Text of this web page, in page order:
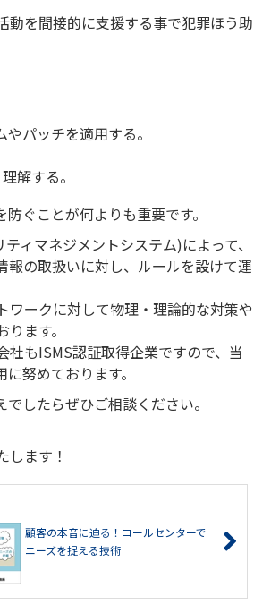
動を間接的に支援する事で犯罪ほう助
パッチを適用する。
解する。
ぐことが何よりも重要です。
ィマネジメントシステム)によって、
の取扱いに対し、ルールを設けて運
ークに対して物理・理論的な対策や
ます。
もISMS認証取得企業ですので、当
努めております。
したらぜひご相談ください。
ます！
顧客の本音に迫る！コールセンターで
ニーズを捉える技術